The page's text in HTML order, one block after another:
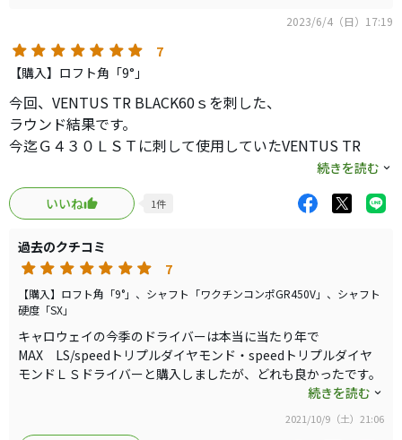
できす、６Ｓシャフトでも３２０ぐらいと重すぎ。
エピックスピードＴＤ:地面に置いた時の座りが最高。ＴＤ
だが、比較的シャローフェースで優しさを感じる。テンセ
イオレンジとのマッチングも良い。
これにテンセイオレンジの７０Ｓを装着。錘は前後純正で
１６グラム→６グラムにして、バランス約１.５ポイント、
打感、打音は他と比較して、ベストというわけではありま
せんが、構えやすさは圧倒的なベストです。
是非どもショップで試してみて欲しいと思います。
2023/6/4（日）17:19
7
【購入】ロフト角「9°」
今回、VENTUS TR BLACK60ｓを刺した、
ラウンド結果です。
今迄Ｇ４３０ＬＳＴに刺して使用していたVENTUS TR
BLACK60ｓが気に入って、ヘッドを替えてラウンドしてみ
たところ、飛距離・方向性・打感共に
Ｇ４３０ＬＳＴを上回る結果となりました。
参考まで
続きを読む
いいね
1件
過去のクチコミ
7
【購入】ロフト角「9°」、シャフト「ワクチンコンポGR450V」、シャフト
硬度「SX」
キャロウェイの今季のドライバーは本当に当たり年で
MAX LS/speedトリプルダイヤモンド・speedトリプルダイヤ
モンドＬＳドライバーと購入しましたが、どれも良かったです。
ノーマルより、打感の面で柔らかく心地良くその中でもＬＳドラ
イバーは飛距離が一番安定感ありました。
続きを読む
2021/10/9（土）21:06